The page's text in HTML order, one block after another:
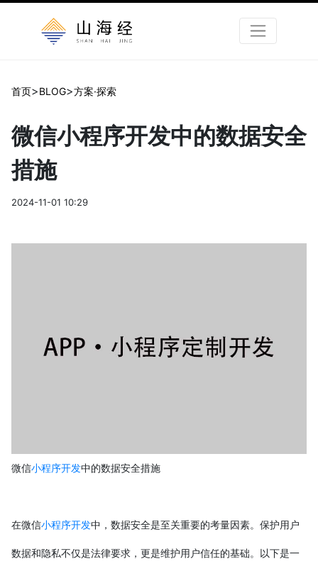
首页>BLOG>方案·探索
微信小程序开发中的数据安全
措施
2024-11-01 10:29
微信小程序开发中的数据安全措施
在微信小程序开发中，数据安全是至关重要的考量因素。保护用户
数据和隐私不仅是法律要求，更是维护用户信任的基础。以下是一